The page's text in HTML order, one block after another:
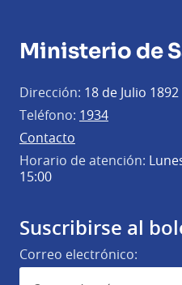
Ministerio de
Dirección: 18 de Julio 1892
Teléfono: 1934
Contacto
Horario de atención:
15:00
Suscribirse al
Correo electrónico: